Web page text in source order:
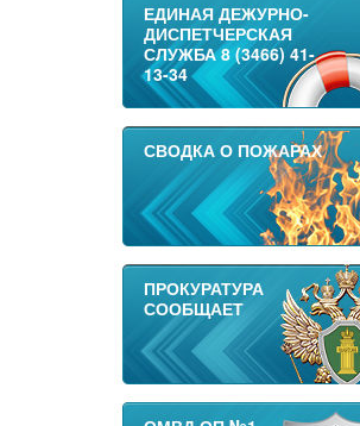
ЕДИНАЯ ДЕЖУРНО-
ДИСПЕТЧЕРСКАЯ
СЛУЖБА 8 (3466) 41-
13-34
СВОДКА О ПОЖАРАХ
ПРОКУРАТУРА
СООБЩАЕТ